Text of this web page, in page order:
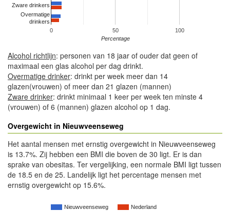
0 50 100
Zware drinkers
Overmatige
drinkers
Percentage
Alcohol richtlijn: personen van 18 jaar of ouder dat geen of
maximaal een glas alcohol per dag drinkt.
Overmatige drinker: drinkt per week meer dan 14
glazen(vrouwen) of meer dan 21 glazen (mannen)
Zware drinker: drinkt minimaal 1 keer per week ten minste 4
(vrouwen) of 6 (mannen) glazen alcohol op 1 dag.
Overgewicht in Nieuwveenseweg
Het aantal mensen met ernstig overgewicht in Nieuwveenseweg
is 13.7%. Zij hebben een BMI die boven de 30 ligt. Er is dan
sprake van obesitas. Ter vergelijking, een normale BMI ligt tussen
de 18.5 en de 25. Landelijk ligt het percentage mensen met
ernstig overgewicht op 15.6%.
Nieuwveenseweg Nederland